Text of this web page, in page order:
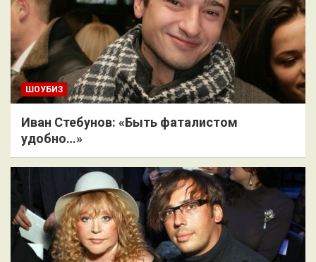
ШОУБИЗ
Иван Стебунов: «Быть фаталистом
удобно…»